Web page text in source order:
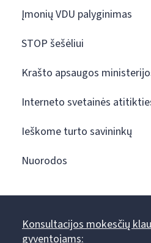
Įmonių VDU palyginimas
STOP šešėliui
Krašto apsaugos
Interneto svetainės
Ieškome turto savininkų
Nuorodos
Konsultacijos mokesčių
gyventojams: